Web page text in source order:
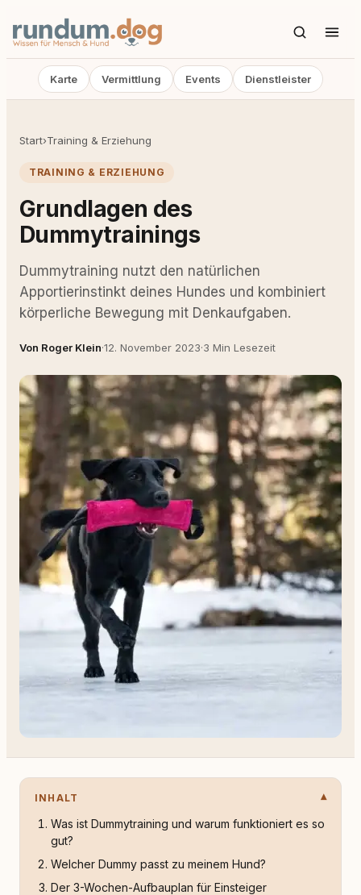
Karte Vermittlung Events Dienstleister
Start›Training & Erziehung
TRAINING & ERZIEHUNG
Grundlagen des
Dummytrainings
Dummytraining nutzt den natürlichen
Apportierinstinkt deines Hundes und kombiniert
körperliche Bewegung mit Denkaufgaben.
Von Roger Klein·12. November 2023·3 Min Lesezeit
INHALT
Was ist Dummytraining und warum funktioniert es so
gut?
Welcher Dummy passt zu meinem Hund?
Der 3-Wochen-Aufbauplan für Einsteiger